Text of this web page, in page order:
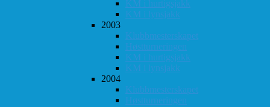
KM i hurtigsjakk
KM i lynsjakk
2003
Klubbmesterskapet
Høstturneringen
KM i hurtigsjakk
KM i lynsjakk
2004
Klubbmesterskapet
Høstturneringen